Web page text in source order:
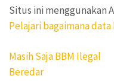
Situs ini menggunakan
Pelajari bagaimana
Navigasi
pos
Masih Saja BBM Ilegal
Beredar